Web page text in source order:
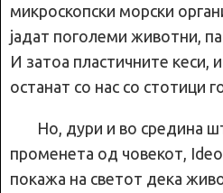
микроскопски морски
јадат поголеми животни,
И затоа пластичните кеси,
останат со нас со стотици
Но, дури и во средина
променета од човекот,
покажа на светот дека